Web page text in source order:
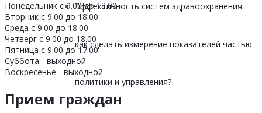
Эффективность систем здравоохранения:
как сделать измерение показателей частью
политики и управления?
Понедельник с 9.00 до 18.00
Вторник с 9.00 до 18.00
Среда с 9.00 до 18.00
Четверг с 9.00 до 18.00
Пятница с 9.00 до 17.00
Суббота - выходной
Воскресенье - выходной
Прием граждан